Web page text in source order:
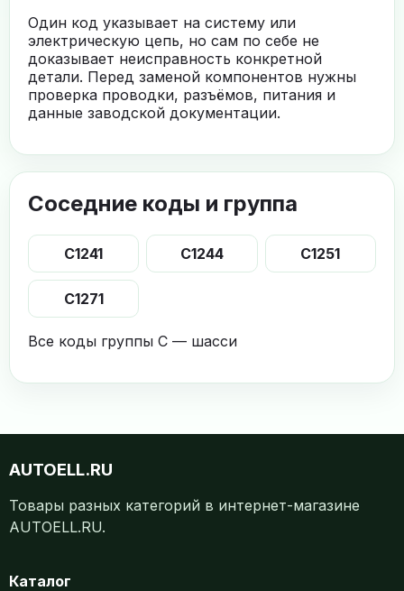
Один код указывает на систему или
электрическую цепь, но сам по себе не
доказывает неисправность конкретной
детали. Перед заменой компонентов нужны
проверка проводки, разъёмов, питания и
данные заводской документации.
Соседние коды и группа
C1241 C1244 C1251
C1271
Все коды группы C — шасси
AUTOELL.RU
Товары разных категорий в интернет-магазине
AUTOELL.RU.
Каталог